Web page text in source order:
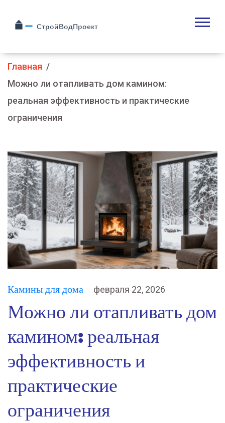
Главная
Можно ли отапливать дом камином:
реальная эффективность и практические
ограничения
Камины для дома февраля 22, 2026
Можно ли отапливать дом
камином: реальная
эффективность и
практические
ограничения